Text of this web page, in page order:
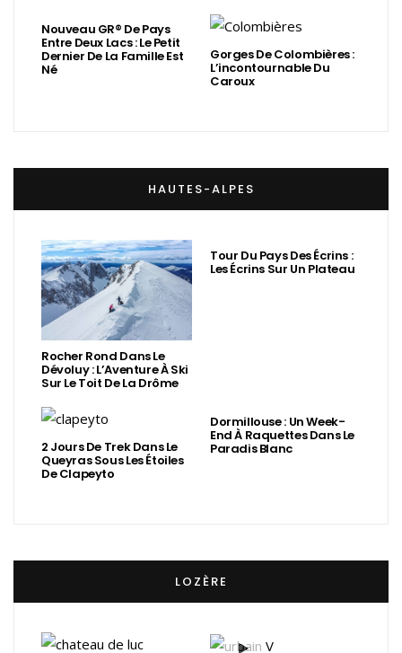
Nouveau GR® De Pays
Entre Deux Lacs : Le Petit
Dernier De La Famille Est
Né
Gorges De Colombières :
L’incontournable Du
Caroux
HAUTES-ALPES
Rocher Rond Dans Le
Dévoluy : L’Aventure À Ski
Sur Le Toit De La Drôme
Tour Du Pays Des Écrins :
Les Écrins Sur Un Plateau
2 Jours De Trek Dans Le
Queyras Sous Les Étoiles
De Clapeyto
Dormillouse : Un Week-
End À Raquettes Dans Le
Paradis Blanc
LOZÈRE